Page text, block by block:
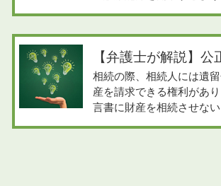
【弁護士が解説】公
相続の際、相続人には遺
産を請求できる権利があ
言書に財産を相続させな